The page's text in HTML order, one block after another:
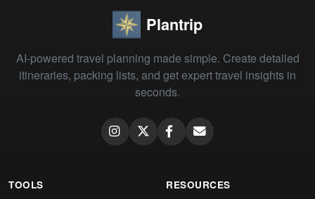
Plantrip
AI-powered travel planning made simple. Create detailed
itineraries, packing lists, and get expert travel insights in
seconds.
TOOLS RESOURCES